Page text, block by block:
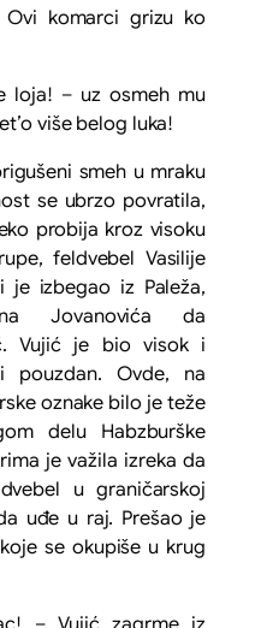
komarci grizu ko
loja! – uz osmeh mu
više belog luka!
smeh u mraku
se ubrzo povratila,
probija kroz visoku
feldvebel Vasilije
izbegao iz Paleža,
Jovanovića da
Vujić je bio visok i
pouzdan. Ovde, na
oznake bilo je teže
delu Habzburške
je važila izreka da
u graničarskoj
uđe u raj. Prešao je
se okupiše u krug